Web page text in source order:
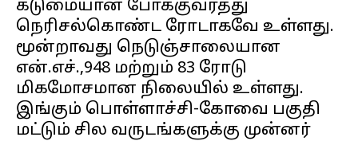
கடுமையான போக்குவரத்து
நெரிசல்கொண்ட ரோடாகவே உள்ளது.
மூன்றாவது நெடுஞ்சாலையான
என்.எச்.,948 மற்றும் 83 ரோடு
மிகமோசமான நிலையில் உள்ளது.
இங்கும் பொள்ளாச்சி-கோவை பகுதி
மட்டும் சில வருடங்களுக்கு முன்னர்